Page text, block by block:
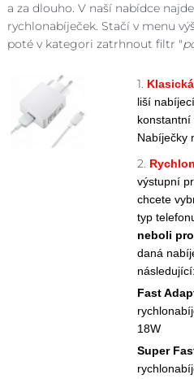
a za dlouho. V naší nabídce
rychlonabíječek. Stačí v menu
poté v kategori zatrhnout filtr "
1.
liší
konstantní
Nabíječky
2.
výstupní
chcete
typ
neboli
daná
následující:
Fast
18W
Super